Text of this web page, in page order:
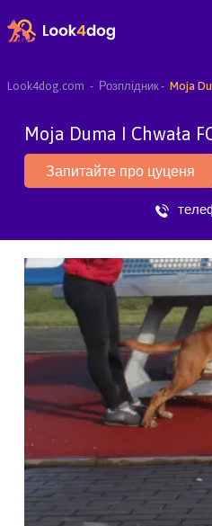
Look4dog.com Розплідник Moja
Moja Duma I Chwała
Запитайте про цуценя